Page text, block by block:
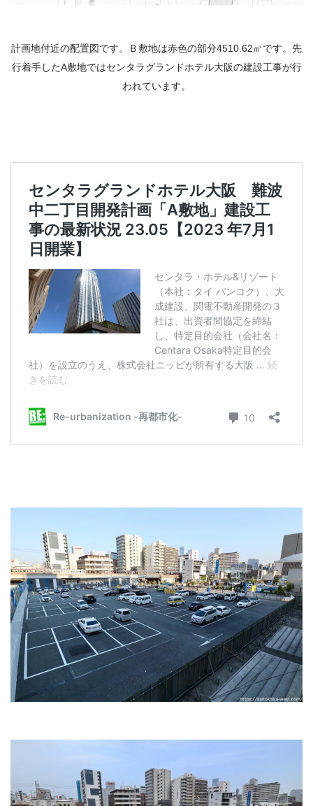
計画地付近の配置図です。Ｂ敷地は赤色の部分4510.62㎡です。先
行着手したA敷地ではセンタラグランドホテル大阪の建設工事が行
われています。